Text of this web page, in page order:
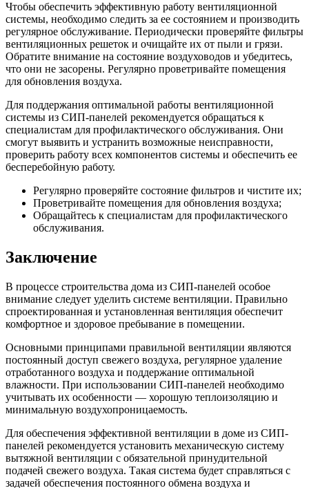
Чтобы обеспечить эффективную работу вентиляционной
системы, необходимо следить за ее состоянием и производить
регулярное обслуживание. Периодически проверяйте фильтры
вентиляционных решеток и очищайте их от пыли и грязи.
Обратите внимание на состояние воздуховодов и убедитесь,
что они не засорены. Регулярно проветривайте помещения
для обновления воздуха.
Для поддержания оптимальной работы вентиляционной
системы из СИП-панелей рекомендуется обращаться к
специалистам для профилактического обслуживания. Они
смогут выявить и устранить возможные неисправности,
проверить работу всех компонентов системы и обеспечить ее
бесперебойную работу.
Регулярно проверяйте состояние фильтров и чистите их;
Проветривайте помещения для обновления воздуха;
Обращайтесь к специалистам для профилактического
обслуживания.
Заключение
В процессе строительства дома из СИП-панелей особое
внимание следует уделить системе вентиляции. Правильно
спроектированная и установленная вентиляция обеспечит
комфортное и здоровое пребывание в помещении.
Основными принципами правильной вентиляции являются
постоянный доступ свежего воздуха, регулярное удаление
отработанного воздуха и поддержание оптимальной
влажности. При использовании СИП-панелей необходимо
учитывать их особенности — хорошую теплоизоляцию и
минимальную воздухопроницаемость.
Для обеспечения эффективной вентиляции в доме из СИП-
панелей рекомендуется установить механическую систему
вытяжной вентиляции с обязательной принудительной
подачей свежего воздуха. Такая система будет справляться с
задачей обеспечения постоянного обмена воздуха и